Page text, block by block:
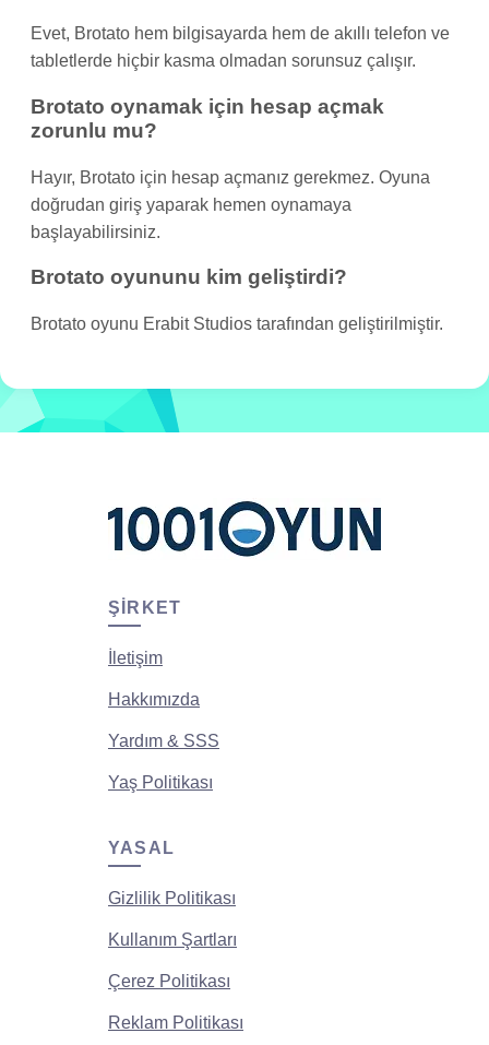
Evet, Brotato hem bilgisayarda hem de akıllı telefon ve
tabletlerde hiçbir kasma olmadan sorunsuz çalışır.
Brotato oynamak için hesap açmak
zorunlu mu?
Hayır, Brotato için hesap açmanız gerekmez. Oyuna
doğrudan giriş yaparak hemen oynamaya
başlayabilirsiniz.
Brotato oyununu kim geliştirdi?
Brotato oyunu Erabit Studios tarafından geliştirilmiştir.
ŞIRKET
İletişim
Hakkımızda
Yardım & SSS
Yaş Politikası
YASAL
Gizlilik Politikası
Kullanım Şartları
Çerez Politikası
Reklam Politikası